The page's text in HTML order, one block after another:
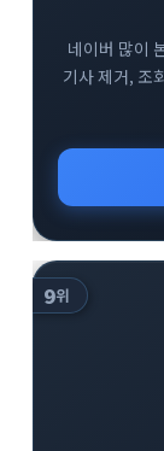
네이버 많이
기사 제거, 조
9위